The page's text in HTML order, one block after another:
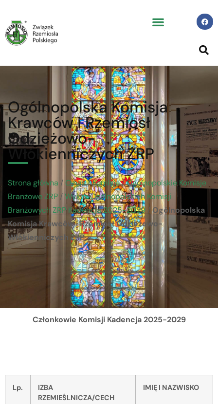
Ogólnopolska Komisja
Krawców i Rzemiosł
Odzieżowo-
Włókienniczych ZRP
Strona główna / O nas/Komisje/Ogólnopolskie Komisje
Branżowe ZRP /Wykaz Ogólnopolskich Komisji
Branżowych ZRP Kadencja 2025-2029 /Ogólnopolska
Komisja Krawców i Rzemiosł Odzieżowo-
Włókienniczych ZRP
Członkowie Komisji Kadencja 2025-2029
Lp.
IZBA
RZEMIEŚLNICZA/CECH
IMIĘ I NAZWISKO